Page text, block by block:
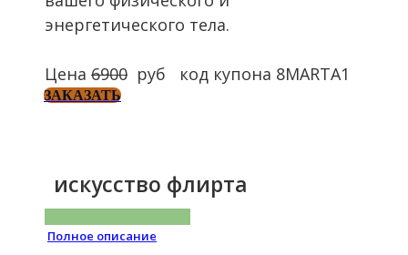
энергетического тела.
Цена 6900 руб код купона 8MARTA1
ЗАКАЗАТЬ
искусство флирта
Полное описание